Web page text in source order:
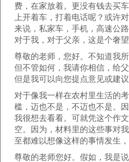
费，在家放着。更没有钱去买
上开着车，打着电话呢？或许
来说，私家车，手机，高速公
对于我，对于父亲，这是个奢
尊敬的老师，您好。不知道我
但不管如何，我请你相信，给
但是我可以向您提点意见或建议
对于像我一样在农村里生活的
槛，迈也不是，不迈也不是。
我很想去看看。可就凭这个作
空。因为，材料里的这些事对
至都难以想像这样的事情发生
尊敬的老师您好。假如，我是